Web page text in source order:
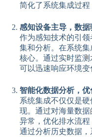
简化了系统集成过程
感知设备主导，数据
作为感知技术的引
集和分析。在系统
核心。通过实时监
可以迅速响应环境变
智能化数据分析，
系统集成不仅仅是
现。通过对海量数
异常，优化排水流程
通过分析历史数据